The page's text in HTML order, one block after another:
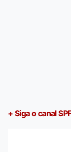
+ Siga o canal